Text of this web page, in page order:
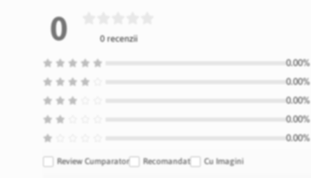
0 0 recenzii
Review Cumparator Recomandat Cu Imagini